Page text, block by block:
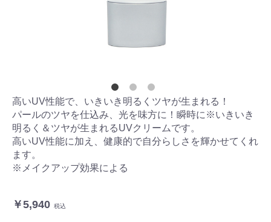
高いUV性能で、いきいき明るくツヤが生まれる！
パールのツヤを仕込み、光を味方に！瞬時に※いきいき
明るく＆ツヤが生まれるUVクリームです。
高いUV性能に加え、健康的で自分らしさを輝かせてくれ
ます。
※メイクアップ効果による
￥5,940 税込